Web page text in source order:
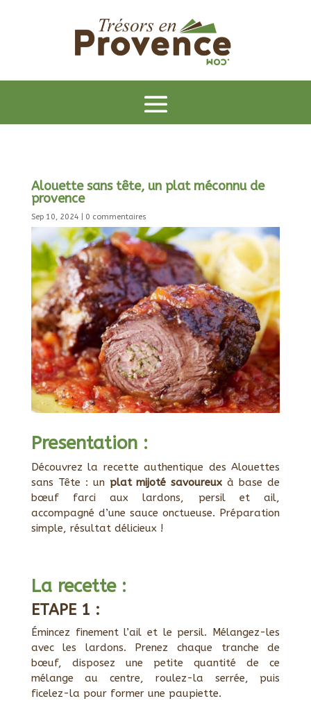
Alouette sans tête, un plat méconnu de
provence
Sep 10, 2024 0 commentaires
Presentation :
Découvrez la recette authentique des Alouettes
sans Tête : un plat mijoté savoureux à base de
bœuf farci aux lardons, persil et ail,
accompagné d’une sauce onctueuse. Préparation
simple, résultat délicieux !
La recette :
ETAPE 1 :
Émincez finement l’ail et le persil. Mélangez-les
avec les lardons. Prenez chaque tranche de
bœuf, disposez une petite quantité de ce
mélange au centre, roulez-la serrée, puis
ficelez-la pour former une paupiette.